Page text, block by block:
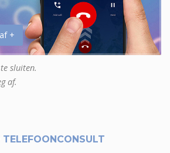
+
sluiten.
af.
TELEFOONCONSULT